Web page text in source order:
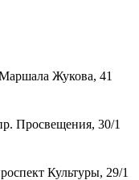
Жукова, 41
Просвещения, 30/1
Культуры, 29/1